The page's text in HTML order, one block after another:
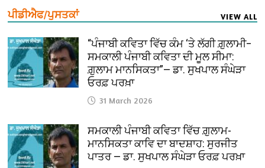
ਪੀਡੀਐਫ/ਪੁਸਤਕਾਂ VIEW ALL
“ਪੰਜਾਬੀ ਕਵਿਤਾ ਵਿੱਚ ਕੰਮ ‘ਤੇ ਲੱਗੀ ਗ਼ੁਲਾਮੀ–
ਸਮਕਾਲੀ ਪੰਜਾਬੀ ਕਵਿਤਾ ਦੀ ਮੂਲ ਸੀਮਾ:
ਗ਼ੁਲਾਮ ਮਾਨਸਿਕਤਾ”— ਡਾ. ਸੁਖਪਾਲ ਸੰਘੇੜਾ
ਓਰਫ਼ ਪਰਖ਼ਾ
31 March 2026
ਸਮਕਾਲੀ ਪੰਜਾਬੀ ਕਵਿਤਾ ਵਿੱਚ ਗ਼ੁਲਾਮ-
ਮਾਨਸਿਕਤਾ ਕਾਵਿ ਦਾ ਬਾਦਸ਼ਾਹ: ਸੁਰਜੀਤ
ਪਾਤਰ — ਡਾ. ਸੁਖਪਾਲ ਸੰਘੇੜਾ ਓਰਫ਼ ਪਰਖ਼ਾ